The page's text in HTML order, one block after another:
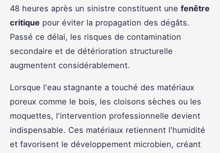
48 heures après un sinistre constituent une fenêtre
critique pour éviter la propagation des dégâts.
Passé ce délai, les risques de contamination
secondaire et de détérioration structurelle
augmentent considérablement.
Lorsque l'eau stagnante a touché des matériaux
poreux comme le bois, les cloisons sèches ou les
moquettes, l'intervention professionnelle devient
indispensable. Ces matériaux retiennent l'humidité
et favorisent le développement microbien, créant